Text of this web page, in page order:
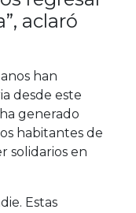
aclaró
han
desde este
generado
habitantes de
solidarios en
Estas